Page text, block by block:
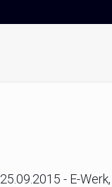
25.09.2015 - E-